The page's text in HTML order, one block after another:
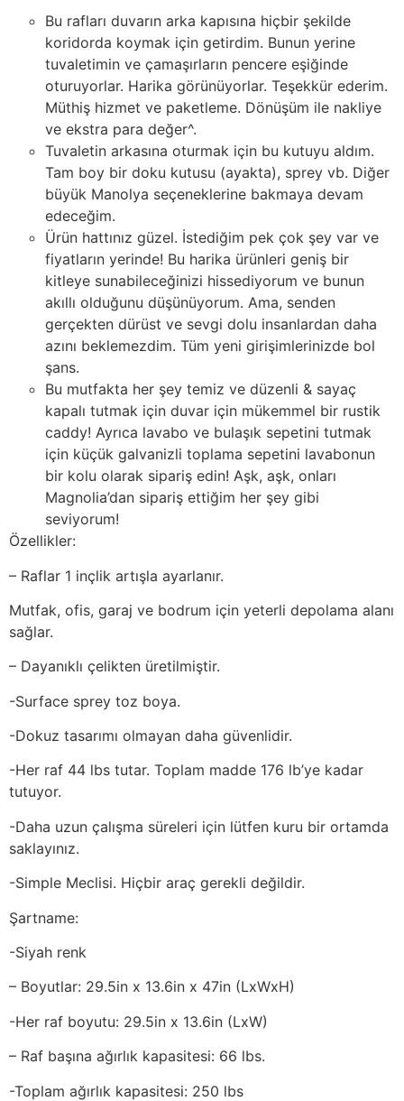
Bu rafları duvarın arka kapısına hiçbir şekilde
koridorda koymak için getirdim. Bunun yerine
tuvaletimin ve çamaşırların pencere eşiğinde
oturuyorlar. Harika görünüyorlar. Teşekkür ederim.
Müthiş hizmet ve paketleme. Dönüşüm ile nakliye
ve ekstra para değer^.
Tuvaletin arkasına oturmak için bu kutuyu aldım.
Tam boy bir doku kutusu (ayakta), sprey vb. Diğer
büyük Manolya seçeneklerine bakmaya devam
edeceğim.
Ürün hattınız güzel. İstediğim pek çok şey var ve
fiyatların yerinde! Bu harika ürünleri geniş bir
kitleye sunabileceğinizi hissediyorum ve bunun
akıllı olduğunu düşünüyorum. Ama, senden
gerçekten dürüst ve sevgi dolu insanlardan daha
azını beklemezdim. Tüm yeni girişimlerinizde bol
şans.
Bu mutfakta her şey temiz ve düzenli & sayaç
kapalı tutmak için duvar için mükemmel bir rustik
caddy! Ayrıca lavabo ve bulaşık sepetini tutmak
için küçük galvanizli toplama sepetini lavabonun
bir kolu olarak sipariş edin! Aşk, aşk, onları
Magnolia’dan sipariş ettiğim her şey gibi
seviyorum!
Özellikler:
– Raflar 1 inçlik artışla ayarlanır.
Mutfak, ofis, garaj ve bodrum için yeterli depolama alanı
sağlar.
– Dayanıklı çelikten üretilmiştir.
-Surface sprey toz boya.
-Dokuz tasarımı olmayan daha güvenlidir.
-Her raf 44 lbs tutar. Toplam madde 176 lb’ye kadar
tutuyor.
-Daha uzun çalışma süreleri için lütfen kuru bir ortamda
saklayınız.
-Simple Meclisi. Hiçbir araç gerekli değildir.
Şartname:
-Siyah renk
– Boyutlar: 29.5in x 13.6in x 47in (LxWxH)
-Her raf boyutu: 29.5in x 13.6in (LxW)
– Raf başına ağırlık kapasitesi: 66 lbs.
-Toplam ağırlık kapasitesi: 250 lbs